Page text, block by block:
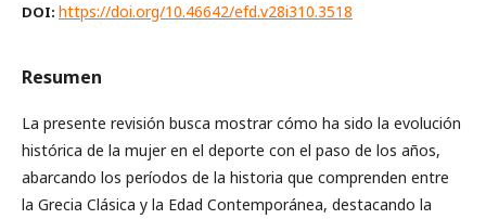
DOI: https://doi.org/10.46642/efd.v28i310.3518
Resumen
La presente revisión busca mostrar cómo ha sido la evolución
histórica de la mujer en el deporte con el paso de los años,
abarcando los períodos de la historia que comprenden entre
la Grecia Clásica y la Edad Contemporánea, destacando la